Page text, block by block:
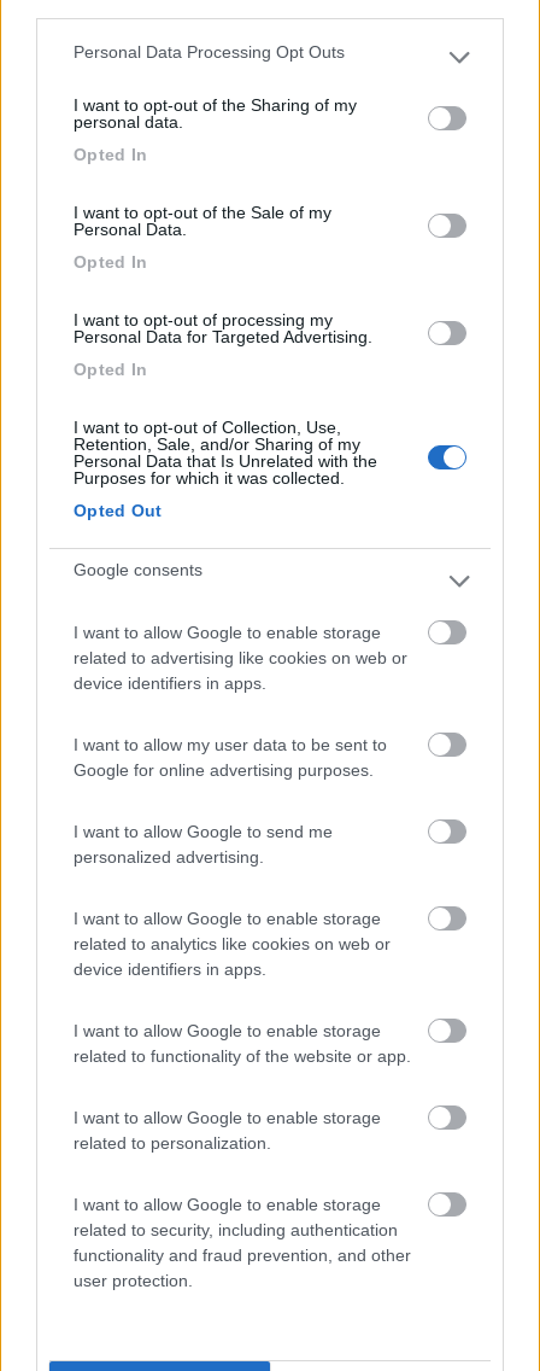
Please note that this website/app uses one or more Google
not limited to your visit or usage behaviour. You may click to
grant or deny consent to Google and its third-party tags to
use your data for below specified purposes in below Google
Personal Data Processing Opt Outs
I want to opt-out of the Sharing of my
personal data.
Opted In
I want to opt-out of the Sale of my
Personal Data.
Opted In
I want to opt-out of processing my
Personal Data for Targeted Advertising.
Opted In
I want to opt-out of Collection, Use,
Retention, Sale, and/or Sharing of my
Personal Data that Is Unrelated with the
Purposes for which it was collected.
Opted Out
Google consents
I want to allow Google to enable storage
related to advertising like cookies on web or
device identifiers in apps.
I want to allow my user data to be sent to
Google for online advertising purposes.
I want to allow Google to send me
personalized advertising.
I want to allow Google to enable storage
related to analytics like cookies on web or
device identifiers in apps.
I want to allow Google to enable storage
related to functionality of the website or app.
I want to allow Google to enable storage
related to personalization.
I want to allow Google to enable storage
related to security, including authentication
functionality and fraud prevention, and other
user protection.
sosta...
Valdobbiadene (TV) - 52.1km
Area di sosta (AA)
TerreBio
Servizi / Posizione
All'interno di azienda agricola Biologica, in pianura, om...
Agriturismo Pra' d'Arca
Servizi / Posizione
Agricampeggio con 10 piazzole sosta camper su fondo